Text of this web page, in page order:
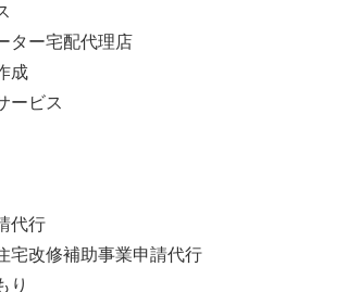
ター宅配代理店
成
ービス
代行
宅改修補助事業申請代行
り